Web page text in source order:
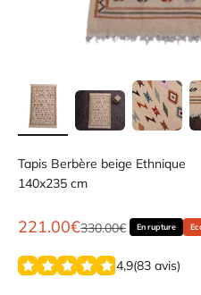
Tapis Berbère beige Ethnique
140x235 cm
Prix de vente
221.00€Prix normal
330.00€ En rupture
4,9(83 avis)